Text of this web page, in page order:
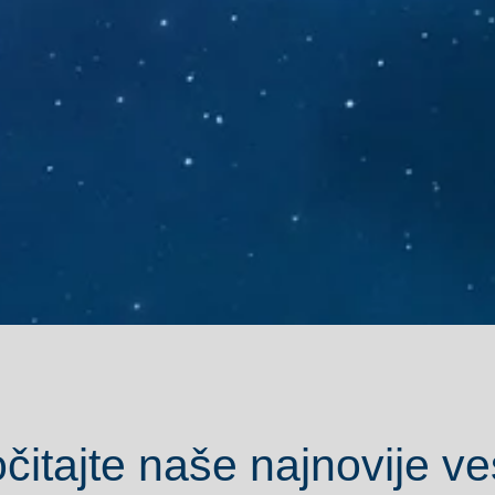
naše najnovije